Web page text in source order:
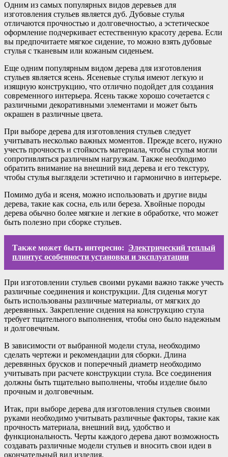
Одним из самых популярных видов деревьев для
изготовления стульев является дуб. Дубовые стулья
отличаются прочностью и долговечностью, а эстетическое
оформление подчеркивает естественную красоту дерева. Если
вы предпочитаете мягкое сидение, то можно взять дубовые
стулья с тканевым или кожаным сиденьем.
Еще одним популярным видом дерева для изготовления
стульев является ясень. Ясеневые стулья имеют легкую и
изящную конструкцию, что отлично подойдет для создания
современного интерьера. Ясень также хорошо сочетается с
различными декоративными элементами и может быть
окрашен в различные цвета.
При выборе дерева для изготовления стульев следует
учитывать несколько важных моментов. Прежде всего, нужно
учесть прочность и стойкость материала, чтобы стулья могли
сопротивляться различным нагрузкам. Также необходимо
обратить внимание на внешний вид дерева и его текстуру,
чтобы стулья выглядели эстетично и гармонично в интерьере.
Помимо дуба и ясеня, можно использовать и другие виды
дерева, такие как сосна, ель или береза. Хвойные породы
дерева обычно более мягкие и легкие в обработке, что может
быть полезно при сборке стульев.
Также может быть интересно: Электрический теплый
плинтус особенности установки и эксплуатации
При изготовлении стульев своими руками важно также учесть
различные соединения и конструкции. Для сиденья могут
быть использованы различные материалы, от мягких до
деревянных. Закрепление сидения на конструкцию стула
требует тщательного выполнения, чтобы оно было надежным
и долговечным.
В зависимости от выбранной модели стула, необходимо
сделать чертежи и рекомендации для сборки. Длина
деревянных брусков и поперечный диаметр необходимо
учитывать при расчете конструкции стула. Все соединения
должны быть тщательно выполнены, чтобы изделие было
прочным и долговечным.
Итак, при выборе дерева для изготовления стульев своими
руками необходимо учитывать различные факторы, такие как
прочность материала, внешний вид, удобство и
функциональность. Черты каждого дерева дают возможность
создавать различные модели стульев и вносить свои идеи в
окончательный вид изделия.